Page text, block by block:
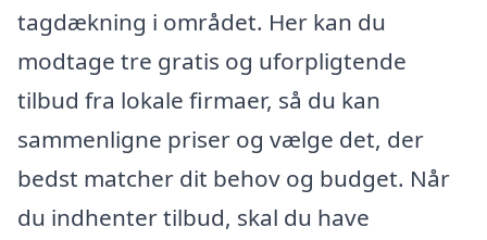
tagdækning i området. Her kan du
modtage tre gratis og uforpligtende
tilbud fra lokale firmaer, så du kan
sammenligne priser og vælge det, der
bedst matcher dit behov og budget. Når
du indhenter tilbud, skal du have